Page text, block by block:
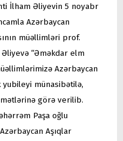
İlham Əliyevin 5 noyabr
Azərbaycan
müəllimləri prof.
Əliyevə “Əməkdar elm
Azərbaycan
yubileyi münasibətilə,
görə verilib.
Paşa oğlu
Aşıqlar